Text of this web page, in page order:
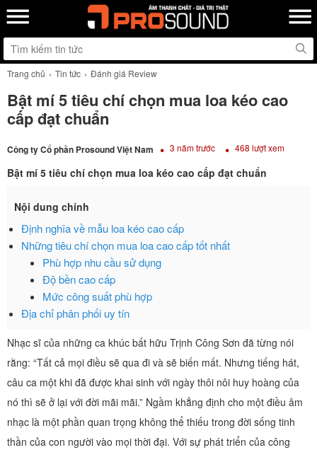
Trang chủ Tin tức Đánh giá Review
Bật mí 5 tiêu chí chọn mua loa kéo cao
cấp đạt chuẩn
Công ty Cổ phần Prosound Việt Nam 3 năm trước 468 lượt xem
Bật mí 5 tiêu chí chọn mua loa kéo cao cấp đạt chuẩn
Nội dung chính
Định nghĩa về mẫu loa kéo cao cấp
Những tiêu chí chọn mua loa cao cấp tốt nhất
Phù hợp nhu cầu sử dụng
Độ bền cao cấp
Mức công suất phù hợp
Địa chỉ phân phối uy tín
Nhạc sĩ của những ca khúc bất hữu Trịnh Công Sơn đã từng nói
rằng: “Tất cả mọi điều sẽ qua đi và sẽ biến mất. Nhưng tiếng hát,
câu ca một khi đã được khai sinh với ngày thôi nôi huy hoàng của
nó thì sẽ ở lại với đời mãi mãi.” Ngầm khẳng định cho một điều âm
nhạc là một phần quan trọng không thể thiếu trong đời sống tinh
thần của con người vào mọi thời đại. Với sự phát triển của công